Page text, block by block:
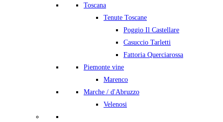
Toscana
Tenute Toscane
Poggio Il Castellare
Casuccio Tarletti
Fattoria Querciarossa
Piemonte vine
Marenco
Marche / d'Abruzzo
Velenosi